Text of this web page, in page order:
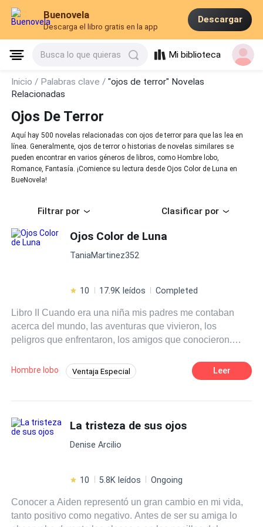
Buenovela
Descarga el libro gratis en la app
Descargar
Busca lo que quieras Mi biblioteca
Inicio / Palabras clave /"ojos de terror" Novelas
Relacionadas
Ojos De Terror
Aquí hay 500 novelas relacionadas con ojos de terror para que las lea en
línea. Generalmente, ojos de terror o historias de novelas similares se
pueden encontrar en varios géneros de libros, como Hombre lobo,
Romance, Fantasía. ¡Comience su lectura desde Ojos Color de Luna en
BueNovela!
Filtrar por Clasificar por
Ojos Color de Luna
TaniaMartinez352
10 17.9K leídos Completed
Libro II Cuando era una niña mis padres me contaban
acerca del mundo, las aventuras que vivieron, los
peligros que enfrentaron, los amigos que conocieron.
que cuando se encontraron. Así que mientras crecía
siempre anhelé tres cosas: 1- Ser mayor de edad para
menos por ser una chica 3- Conocer a la persona que se
convertirá en mi mate, mi otra mitad, mi pareja Claro que
nunca conté con los secretos que ocultaban mis padres
mejor que tú leas mi historia desde el principio para
StarryNight Moon~
Hombre lobo Ventaja Especial Leer
La tristeza de sus ojos
Denise Arcilio
10 5.8K leídos Ongoing
Conocer a Aiden representó un gran cambio en mi vida,
tanto positivo como negativo. Antes de ser su amiga lo